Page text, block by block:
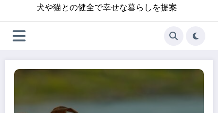
犬や猫との健全で幸せな暮らしを提案